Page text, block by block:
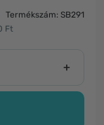
Termékszám: SB291
Ft
+